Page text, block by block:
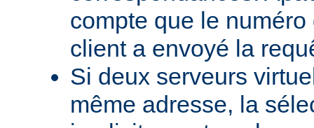
compte que le
client a envoyé la
Si deux serveurs
même adresse, la